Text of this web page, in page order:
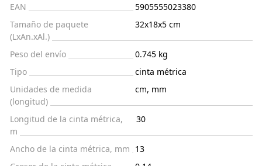
EAN
5905555023380
Tamaño de paquete
(LxAn.xAl.)
32x18x5 cm
Peso del envío
0.745 kg
Tipo
cinta métrica
Unidades de medida
(longitud)
cm, mm
Longitud de la cinta métrica,
m
30
Ancho de la cinta métrica, mm 13